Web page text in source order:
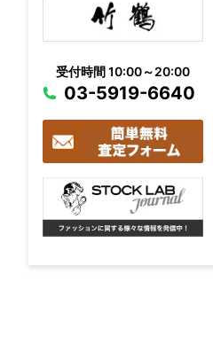
受付時間 10:00～20:00
03-5919-6640